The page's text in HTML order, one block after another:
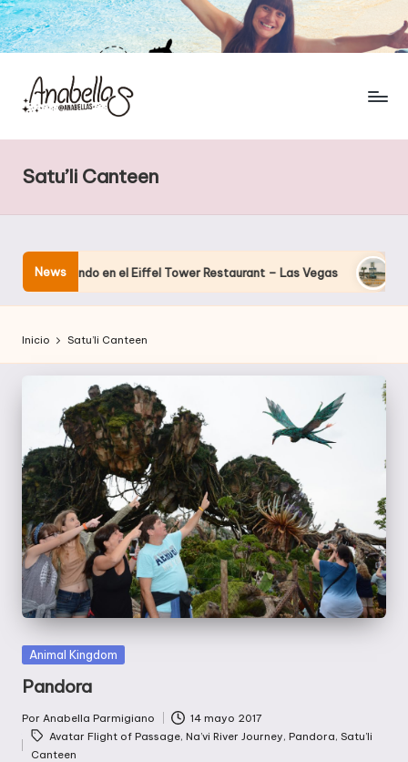
Satu’li Canteen
Newsen el Eiffel Tower Restaurant – Las Vegas El hotel
Inicio Satu’li Canteen
Publicada
Animal Kingdom
Pandora
Publicado
por
Por Anabella Parmigiano
14 mayo 2017
Etiquetas:
Avatar Flight of Passage, Na’vi River Journey, Pandora, Satu’li
Canteen